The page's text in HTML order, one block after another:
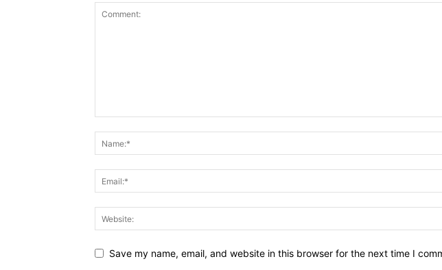
Save my name, email, and website in this browser for the next time I